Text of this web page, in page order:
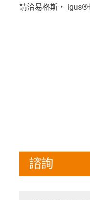
請洽易格斯， igus®
諮詢